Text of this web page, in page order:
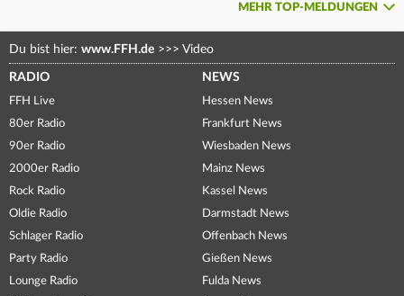
MEHR TOP-MELDUNGEN
Du bist hier: www.FFH.de >>> Video
RADIO
FFH Live
80er Radio
90er Radio
2000er Radio
Rock Radio
Oldie Radio
Schlager Radio
Party Radio
Lounge Radio
NEWS
Hessen News
Frankfurt News
Wiesbaden News
Mainz News
Kassel News
Darmstadt News
Offenbach News
Gießen News
Fulda News